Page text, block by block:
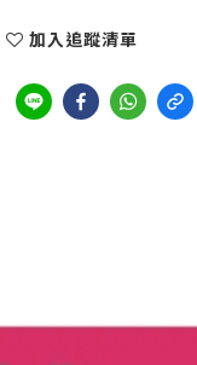
加入追蹤清單